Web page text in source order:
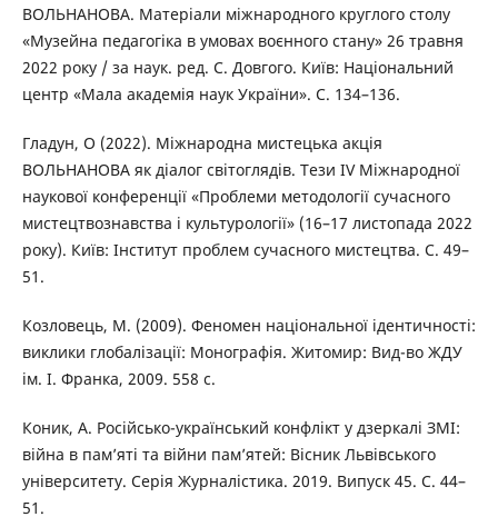
ВОЛЬНАНОВА. Матеріали міжнародного круглого столу
«Музейна педагогіка в умовах воєнного стану» 26 травня
2022 року / за наук. ред. С. Довгого. Київ: Національний
центр «Мала академія наук України». С. 134–136.
Гладун, О (2022). Міжнародна мистецька акція
ВОЛЬНАНОВА як діалог світоглядів. Тези IV Міжнародної
наукової конференції «Проблеми методології сучасного
мистецтвознавства і культурології» (16–17 листопада 2022
року). Київ: Інститут проблем сучасного мистецтва. С. 49–
51.
Козловець, М. (2009). Феномен національної ідентичності:
виклики глобалізації: Монографія. Житомир: Вид-во ЖДУ
ім. І. Франка, 2009. 558 с.
Коник, А. Російсько-український конфлікт у дзеркалі ЗМІ:
війна в пам’яті та війни пам’ятей: Вісник Львівського
університету. Серія Журналістика. 2019. Випуск 45. С. 44–
51.